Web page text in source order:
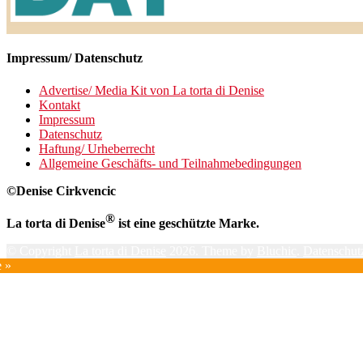
Impressum/ Datenschutz
Advertise/ Media Kit von La torta di Denise
Kontakt
Impressum
Datenschutz
Haftung/ Urheberrecht
Allgemeine Geschäfts- und Teilnahmebedingungen
©Denise Cirkvencic
La torta di Denise® ist eine geschützte Marke.
»